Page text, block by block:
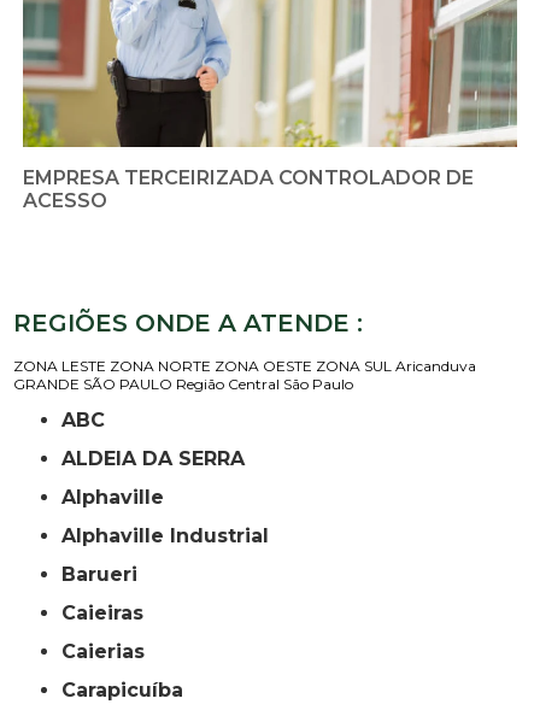
EMPRESA TERCEIRIZADA CONTROLADOR DE
ACESSO
REGIÕES ONDE A ATENDE :
ZONA LESTE ZONA NORTE ZONA OESTE ZONA SUL Aricanduva
GRANDE SÃO PAULO Região Central São Paulo
ABC
ALDEIA DA SERRA
Alphaville
Alphaville Industrial
Barueri
Caieiras
Caierias
Carapicuíba